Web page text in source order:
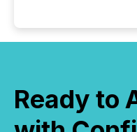
Ready to